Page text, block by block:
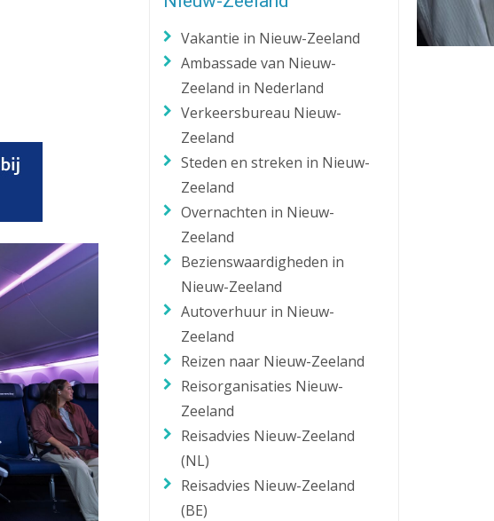
Vakantie in Nieuw-Zeeland
Ambassade van Nieuw-
Zeeland in Nederland
Verkeersbureau Nieuw-
Zeeland
Steden en streken in Nieuw-
Zeeland
Overnachten in Nieuw-
Zeeland
Bezienswaardigheden in
Nieuw-Zeeland
Autoverhuur in Nieuw-
Zeeland
Reizen naar Nieuw-Zeeland
Reisorganisaties Nieuw-
Zeeland
Reisadvies Nieuw-Zeeland
(NL)
Reisadvies Nieuw-Zeeland
(BE)